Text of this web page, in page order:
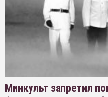
Минкульт запретил